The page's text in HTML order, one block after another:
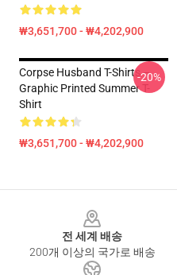
₩3,651,700 - ₩4,202,900
Corpse Husband T-Shirts –
Graphic Printed Summer T-
Shirt
₩3,651,700 - ₩4,202,900
-20%
전 세계 배송
200개 이상의 국가로 배송